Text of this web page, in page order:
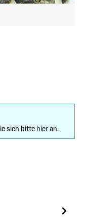
sich bitte hieran.